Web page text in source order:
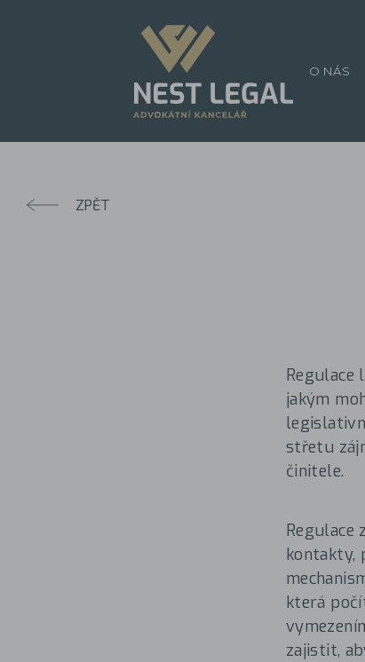
ZPĚT
Regulace
jakým
střetu
činitele.
Regulace
kontakty,
která
zajistit,
O NÁS